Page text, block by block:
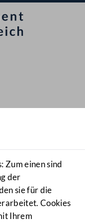
Zum einen sind
der
sie für die
Cookies
Ihrem